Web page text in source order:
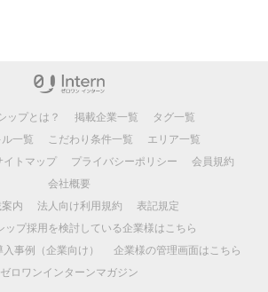
ップとは？ 掲載企業一覧
タグ一覧
一覧
こだわり条件一覧
エリア一覧
イトマップ プライバシーポリシー
会員規約
会社概要
内
法人向け利用規約
表記規定
ップ採用を検討している企業様はこちら
事例（企業向け）
企業様の管理画面はこちら
ゼロワンインターンマガジン